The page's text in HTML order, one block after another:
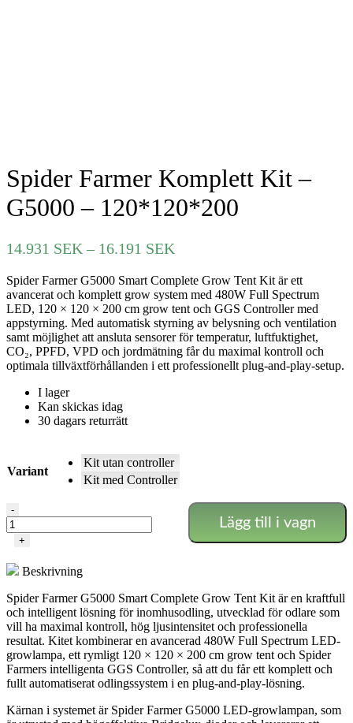
Spider Farmer Komplett Kit –
G5000 – 120*120*200
14.931 SEK – 16.191 SEK
till
16.191 SEK
Spider Farmer G5000 Smart Complete Grow Tent Kit är ett
avancerat och komplett grow system med 480W Full Spectrum
LED, 120 × 120 × 200 cm grow tent och GGS Controller med
appstyrning. Med automatisk styrning av belysning och ventilation
samt möjlighet att ansluta sensorer för temperatur, luftfuktighet,
CO₂, PPFD, VPD och jordmätning får du maximal kontroll och
optimala tillväxtförhållanden i ett professionellt plug-and-play-setup.
I lager
Kan skickas idag
30 dagars returrätt
Variant
Kit utan controller
Kit med Controller
Spider
Farmer
Komplett
-
G5000
-
120*120*200
mängd
-
+
Lägg till i vagn
Beskrivning
Spider Farmer G5000 Smart Complete Grow Tent Kit är en kraftfull
och intelligent lösning för inomhusodling, utvecklad för odlare som
vill ha maximal kontroll, hög ljusintensitet och professionella
resultat. Kitet kombinerar en avancerad 480W Full Spectrum LED-
growlampa, ett rymligt 120 × 120 × 200 cm grow tent och Spider
Farmers intelligenta GGS Controller, så att du får ett komplett och
fullt automatiserat odlingssystem i en plug-and-play-lösning.
Kärnan i systemet är Spider Farmer G5000 LED-growlampan, som